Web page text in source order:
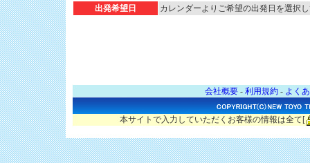
出発希望日 カレンダーよりご希望の出発日を選択
会社概要 - 利用規約 - よく
本サイトで入力していただくお客様の情報は全て[